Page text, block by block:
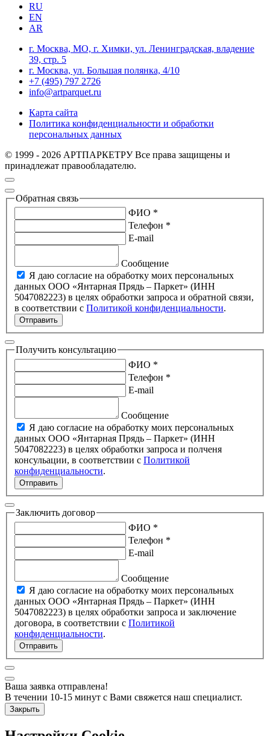
RU
EN
AR
г. Москва, МО, г. Химки, ул. Ленинградская, владение
39, стр. 5
г. Москва, ул. Большая полянка, 4/10
+7 (495) 797 2726
info@artparquet.ru
Карта сайта
Политика конфиденциальности и обработки
персональных данных
© 1999 - 2026 АРТПАРКЕТРУ Все права защищены и
принадлежат правообладателю.
Обратная связь
ФИО *
Телефон *
E-mail
Сообщение
Я даю согласие на обработку моих персональных
данных ООО «Янтарная Прядь – Паркет» (ИНН
5047082223) в целях обработки запроса и обратной связи,
в соответствии с Политикой конфиденциальности.
Отправить
Получить консультацию
ФИО *
Телефон *
E-mail
Сообщение
Я даю согласие на обработку моих персональных
данных ООО «Янтарная Прядь – Паркет» (ИНН
5047082223) в целях обработки запроса и полченя
консульации, в соответствии с Политикой
конфиденциальности.
Отправить
Заключить договор
ФИО *
Телефон *
E-mail
Сообщение
Я даю согласие на обработку моих персональных
данных ООО «Янтарная Прядь – Паркет» (ИНН
5047082223) в целях обработки запроса и заключение
договора, в соответствии с Политикой
конфиденциальности.
Отправить
Ваша заявка отправлена!
В течении 10-15 минут с Вами свяжется наш специалист.
Закрыть